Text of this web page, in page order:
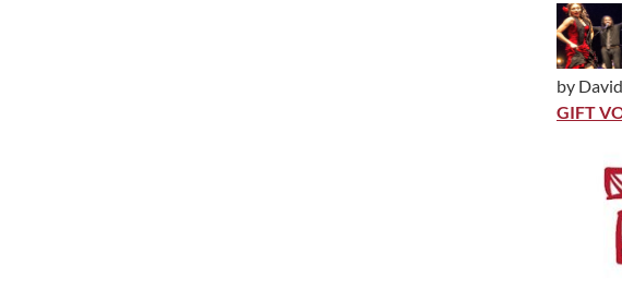
by David
GIFT